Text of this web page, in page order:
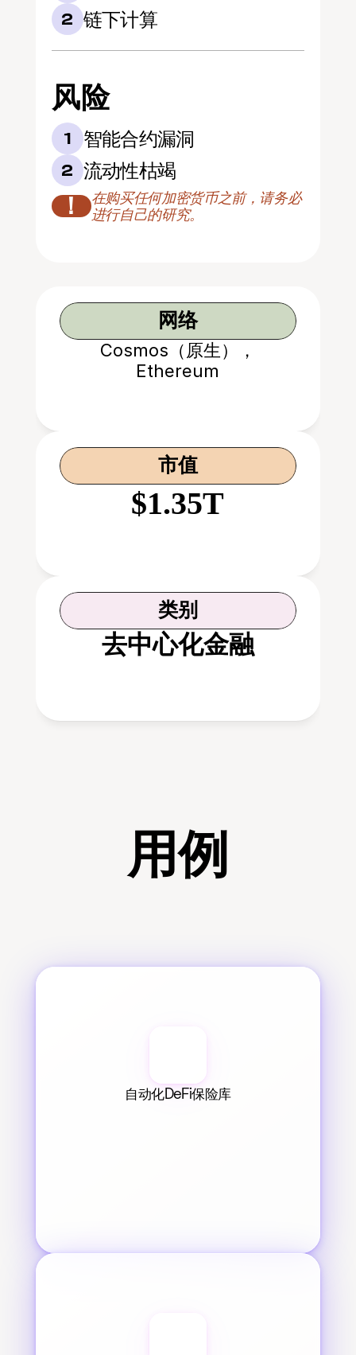
2 链下计算
风险
1 智能合约漏洞
2 流动性枯竭
！
在购买任何加密货币之前，请务必
进行自己的研究。
网络
Cosmos（原生），
Ethereum
市值
$1.35T
类别
去中心化金融
用例
自动化DeFi保险库